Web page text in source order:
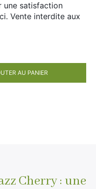
une satisfaction
Vente interdite aux
AU PANIER
Cherry : une